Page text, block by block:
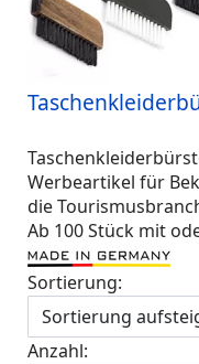
Werbeartikel für
die
Ab 100 Stück mit
Sortierung:
Anzahl: